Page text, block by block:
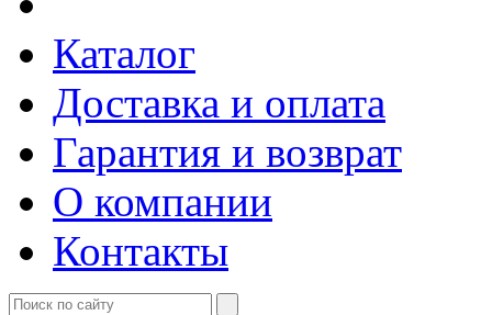
Каталог
Доставка и оплата
Гарантия и возврат
О компании
Контакты